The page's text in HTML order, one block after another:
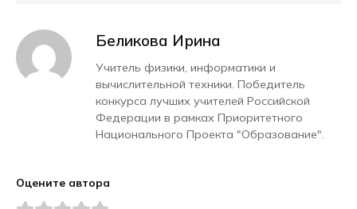
Беликова Ирина
Учитель физики, информатики и
вычислительной техники. Победитель
конкурса лучших учителей Российской
Федерации в рамках Приоритетного
Национального Проекта "Образование".
Оцените автора